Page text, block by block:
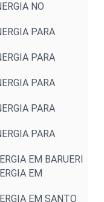
NO
PARA
PARA
PARA
PARA
PARA
EM BARUERI
EM
EM SANTO